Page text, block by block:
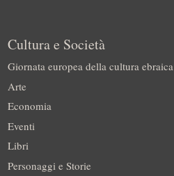
Cultura e Società
Giornata europea della cultura ebraica
Arte
Economia
Eventi
Libri
Personaggi e Storie